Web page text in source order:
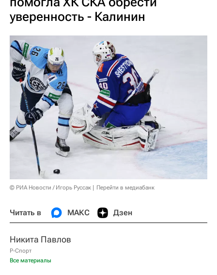
уверенность - Калинин
© РИА Новости / Игорь Руссак Перейти в медиабанк
Читать в МАКС Дзен
Никита Павлов
Р-Спорт
Все материалы